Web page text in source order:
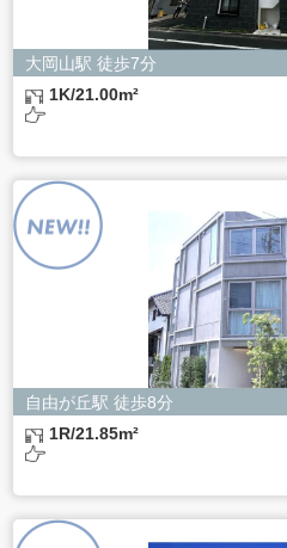
大岡山駅 徒歩7分
1K/21.00m²
自由が丘駅 徒歩8分
1R/21.85m²